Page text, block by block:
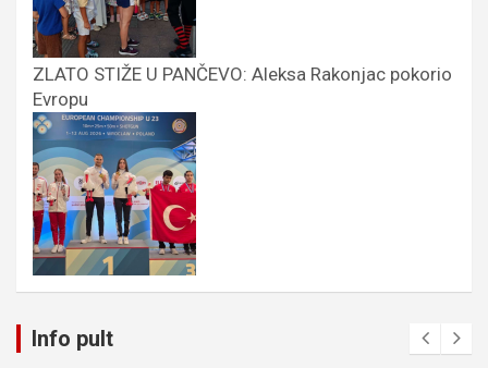
ZLATO STIŽE U PANČEVO: Aleksa Rakonjac pokorio
Evropu
Info pult